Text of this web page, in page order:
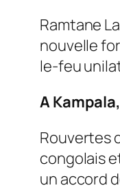
Ramtane
nouvelle
le-feu
A
Rouvertes
congolais
un accord